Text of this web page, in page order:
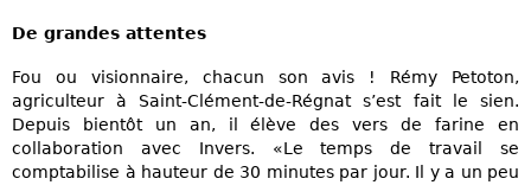
De grandes attentes
Fou ou visionnaire, chacun son avis ! Rémy Petoton,
agriculteur à Saint-Clément-de-Régnat s’est fait le sien.
Depuis bientôt un an, il élève des vers de farine en
collaboration avec Invers. «Le temps de travail se
comptabilise à hauteur de 30 minutes par jour. Il y a un peu